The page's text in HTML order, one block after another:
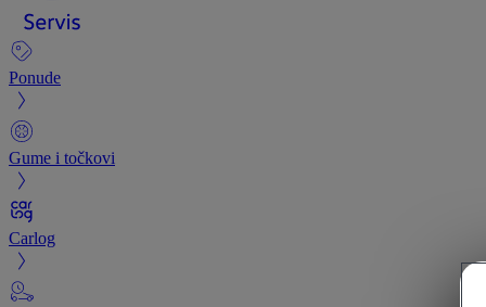
Ponude
Gume i točkovi
Carlog